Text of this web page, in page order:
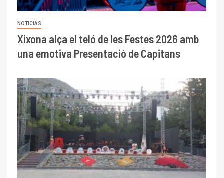
NOTICIAS
Xixona alça el teló de les Festes 2026 amb
una emotiva Presentació de Capitans